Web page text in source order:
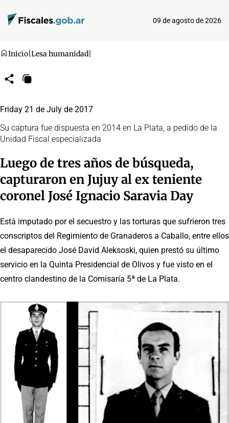
09 de agosto de 2026
Inicio Lesa humanidad
CompartirCopiar
Friday 21 de July de 2017
Su captura fue dispuesta en 2014 en La Plata, a pedido de la
Unidad Fiscal especializada
Luego de tres años de búsqueda,
capturaron en Jujuy al ex teniente
coronel José Ignacio Saravia Day
Está imputado por el secuestro y las torturas que sufrieron tres
conscriptos del Regimiento de Granaderos a Caballo, entre ellos
el desaparecido José David Aleksoski, quien prestó su último
servicio en la Quinta Presidencial de Olivos y fue visto en el
centro clandestino de la Comisaría 5ª de La Plata.